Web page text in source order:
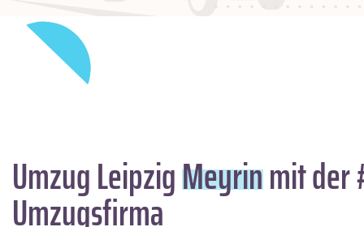
Umzug LeipzigMeyrinmit der
Umzugsfirma